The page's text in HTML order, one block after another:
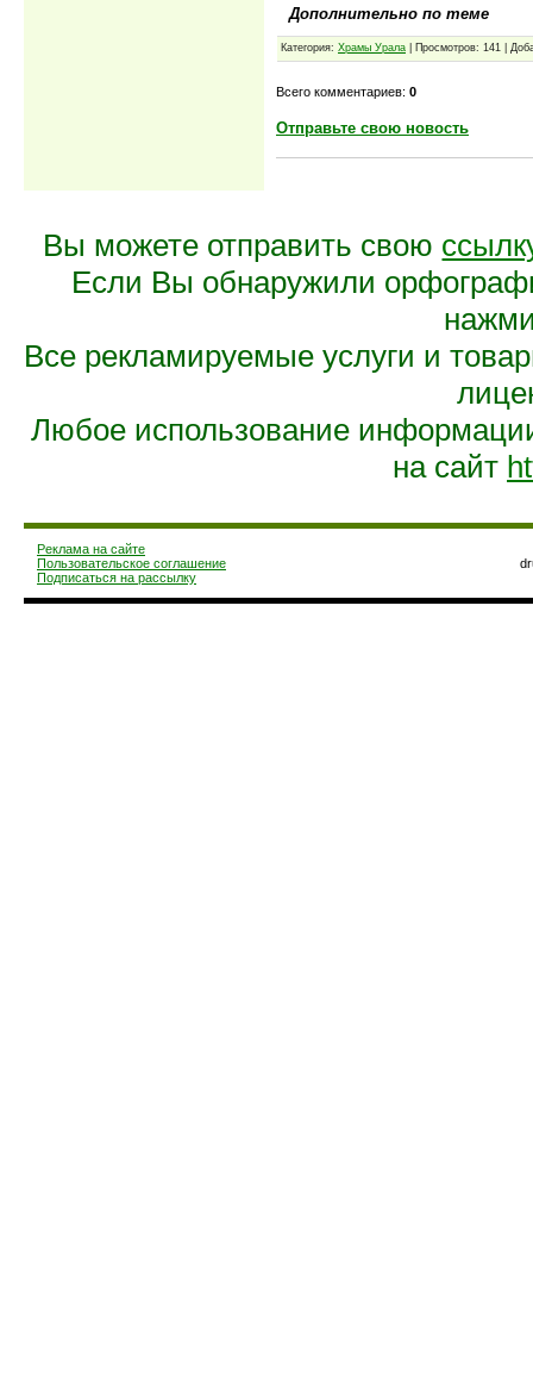
Дополнительно по теме
Категория: Храмы Урала | Просмотров: 141 |
Всего комментариев: 0
Отправьте свою новость
Вы можете отправить свою
Если Вы обнаружили
Все рекламируемые услуги и
Любое использование
на сайт
Реклама на сайте
Пользовательское соглашение
Подписаться на рассылку